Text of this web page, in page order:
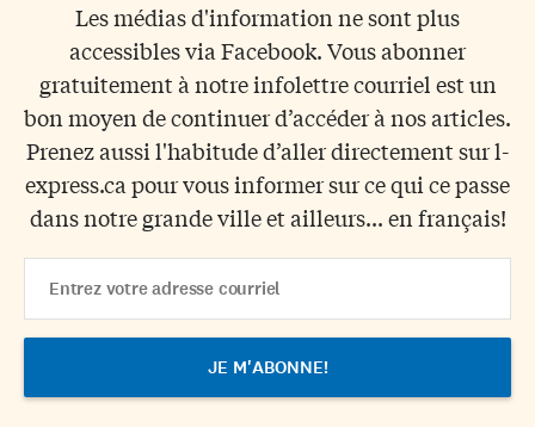
Les médias d'information ne sont plus
accessibles via Facebook. Vous abonner
gratuitement à notre infolettre courriel est un
bon moyen de continuer d’accéder à nos articles.
Prenez aussi l'habitude d’aller directement sur l-
express.ca pour vous informer sur ce qui ce passe
dans notre grande ville et ailleurs... en français!
Address